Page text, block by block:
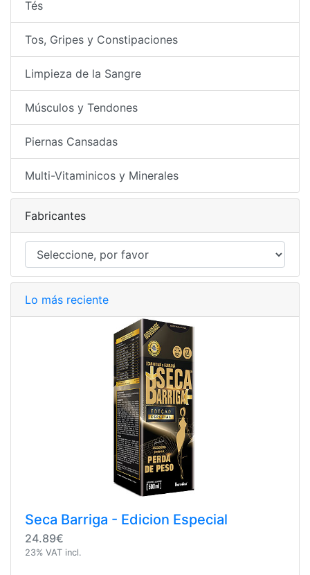
Tés
Tos, Gripes y Constipaciones
Limpieza de la Sangre
Músculos y Tendones
Piernas Cansadas
Multi-Vitaminicos y Minerales
Fabricantes
Lo más reciente
Seca Barriga - Edicion Especial
24.89€
23% VAT incl.